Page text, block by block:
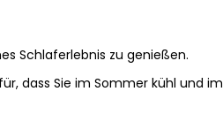
Schlaferlebnis zu genießen.
dass Sie im Sommer kühl und im